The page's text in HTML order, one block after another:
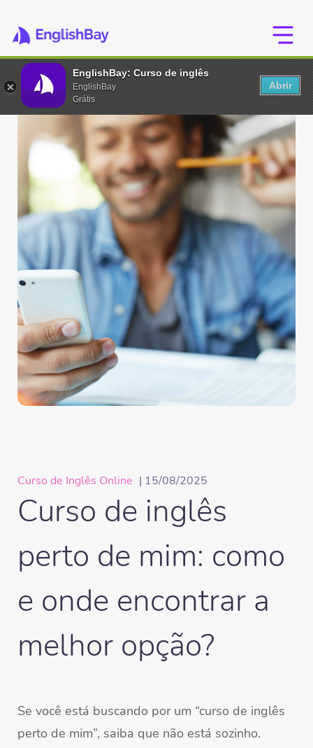
Curso de Inglês Online | 15/08/2025
Curso de inglês
perto de mim: como
e onde encontrar a
melhor opção?
Se você está buscando por um “curso de inglês
perto de mim”, saiba que não está sozinho.
EnglishBay: Curso de inglês
EnglishBay
Grátis
Abrir